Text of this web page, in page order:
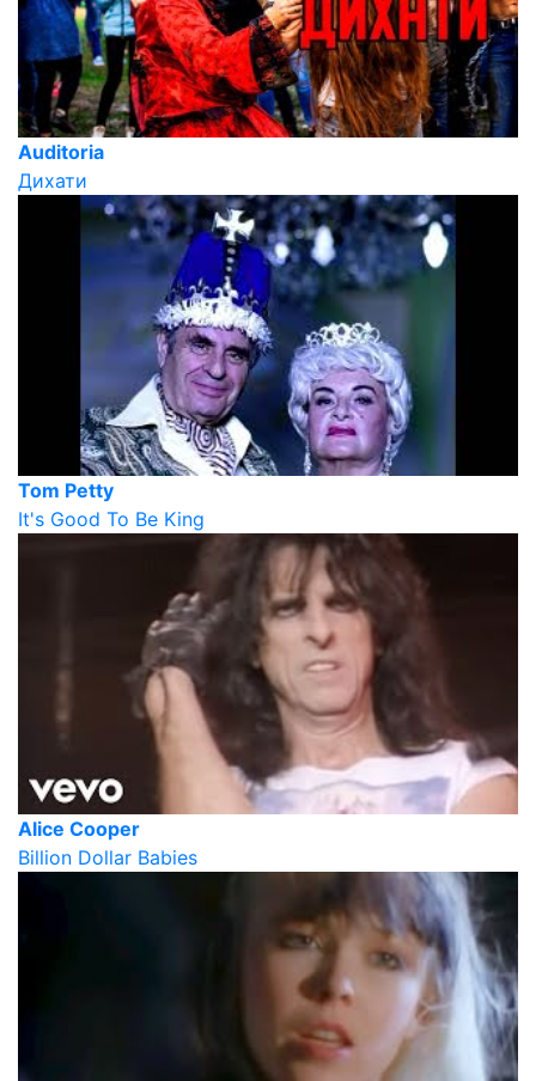
Auditoria
Дихати
Tom Petty
It's Good To Be King
Alice Cooper
Billion Dollar Babies